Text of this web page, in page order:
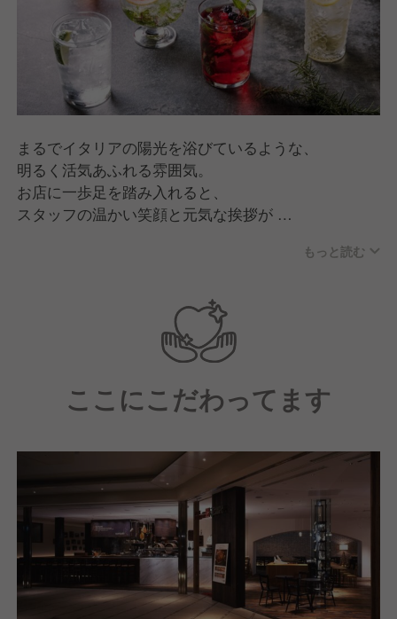
まるでイタリアの陽光を浴びているような、
明るく活気あふれる雰囲気。
お店に一歩足を踏み入れると、
スタッフの温かい笑顔と元気な挨拶が
ちょっとしたおしゃべりまで、
お客様に笑顔になっていただけるような
コミュニケーションを大切にしています。
もっと読む
ここにこだわってます